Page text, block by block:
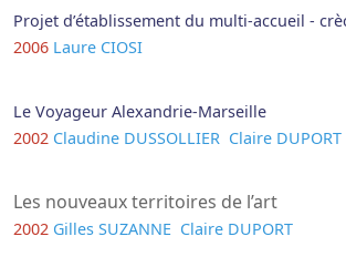
Projet d’établissement du multi-accueil -
2006 Laure CIOSI
Le Voyageur Alexandrie-Marseille
2002 Claudine DUSSOLLIER Claire DUPORT
Les nouveaux territoires de l’art
2002 Gilles SUZANNE Claire DUPORT